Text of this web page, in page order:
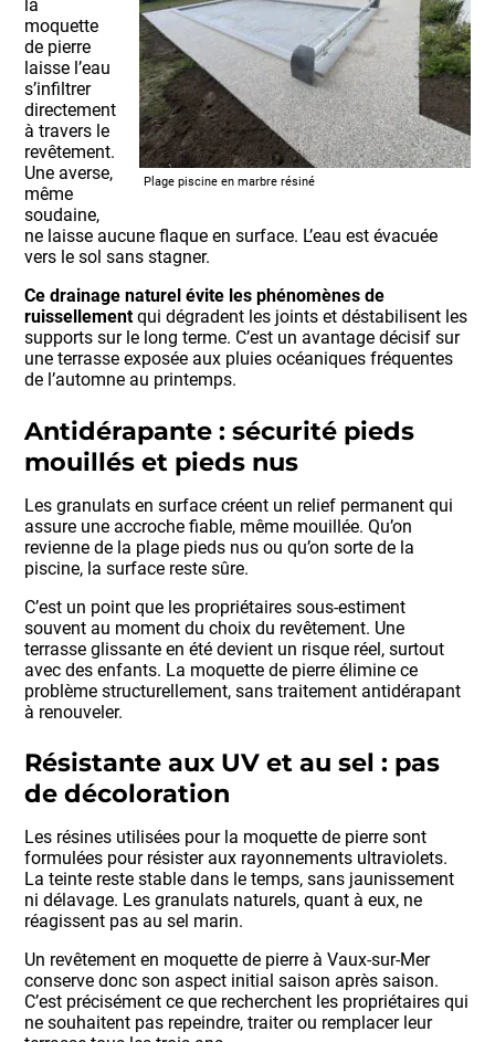
Plage piscine en marbre résiné
la
moquette
de pierre
laisse l’eau
s’infiltrer
directement
à travers le
revêtement.
Une averse,
même
soudaine,
ne laisse aucune flaque en surface. L’eau est évacuée
vers le sol sans stagner.
Ce drainage naturel évite les phénomènes de
ruissellementqui dégradent les joints et déstabilisent les
supports sur le long terme. C’est un avantage décisif sur
une terrasse exposée aux pluies océaniques fréquentes
de l’automne au printemps.
Antidérapante : sécurité pieds
mouillés et pieds nus
Les granulats en surface créent un relief permanent qui
assure une accroche fiable, même mouillée. Qu’on
revienne de la plage pieds nus ou qu’on sorte de la
piscine, la surface reste sûre.
C’est un point que les propriétaires sous-estiment
souvent au moment du choix du revêtement. Une
terrasse glissante en été devient un risque réel, surtout
avec des enfants. La moquette de pierre élimine ce
problème structurellement, sans traitement antidérapant
à renouveler.
Résistante aux UV et au sel : pas
de décoloration
Les résines utilisées pour la moquette de pierre sont
formulées pour résister aux rayonnements ultraviolets.
La teinte reste stable dans le temps, sans jaunissement
ni délavage. Les granulats naturels, quant à eux, ne
réagissent pas au sel marin.
Un revêtement en moquette de pierre à Vaux-sur-Mer
conserve donc son aspect initial saison après saison.
C’est précisément ce que recherchent les propriétaires qui
ne souhaitent pas repeindre, traiter ou remplacer leur